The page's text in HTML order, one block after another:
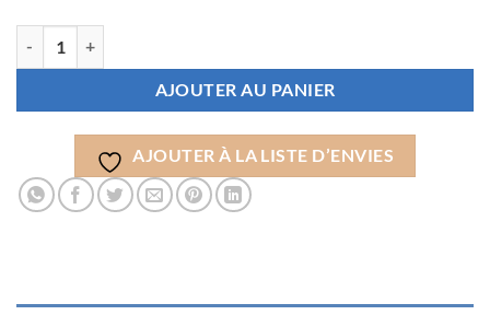
AJOUTER AU PANIER
AJOUTER À LA LISTE D’ENVIES